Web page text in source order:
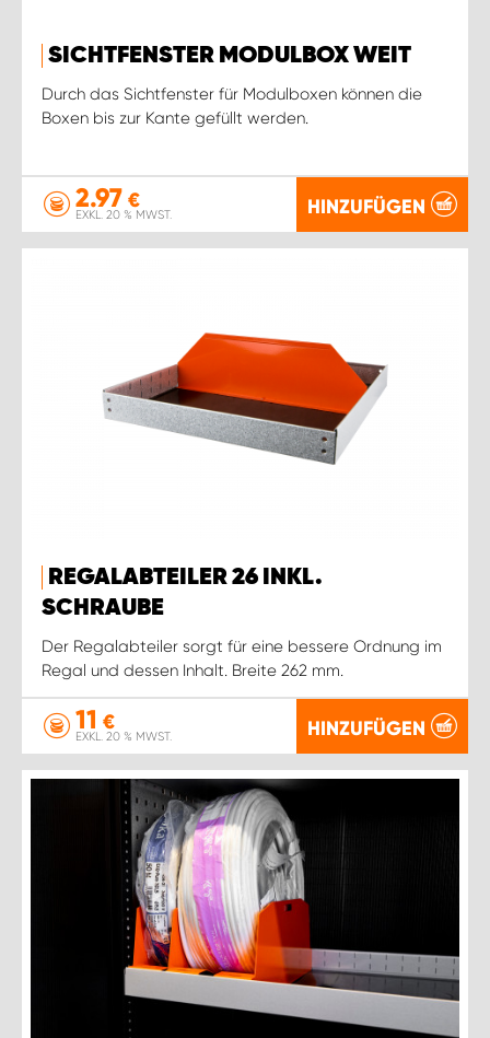
SICHTFENSTER MODULBOX WEIT
Durch das Sichtfenster für Modulboxen können die
Boxen bis zur Kante gefüllt werden.
2.97 €
EXKL. 20 % MWST. HINZUFÜGEN
REGALABTEILER 26 INKL.
SCHRAUBE
Der Regalabteiler sorgt für eine bessere Ordnung im
Regal und dessen Inhalt. Breite 262 mm.
11 €
EXKL. 20 % MWST. HINZUFÜGEN